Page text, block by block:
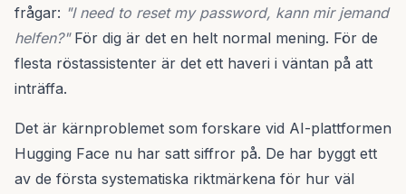
frågar: "I need to reset my password, kann mir jemand
helfen?"För dig är det en helt normal mening. För de
flesta röstassistenter är det ett haveri i väntan på att
inträffa.
Det är kärnproblemet som forskare vid AI-plattformen
Hugging Face nu har satt siffror på. De har byggt ett
av de första systematiska riktmärkena för hur väl